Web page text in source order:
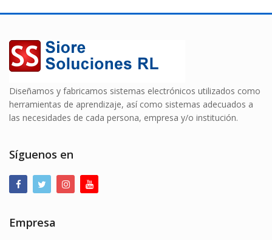
Diseñamos y fabricamos sistemas electrónicos utilizados como
herramientas de aprendizaje, así como sistemas adecuados a
las necesidades de cada persona, empresa y/o institución.
Síguenos en
Empresa